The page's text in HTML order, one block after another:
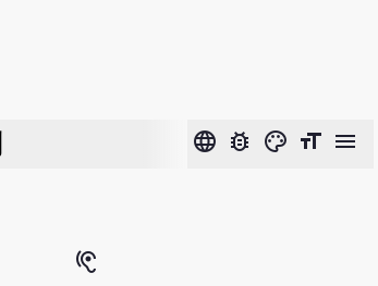
language bug_report color_lens format_size menu
hearing